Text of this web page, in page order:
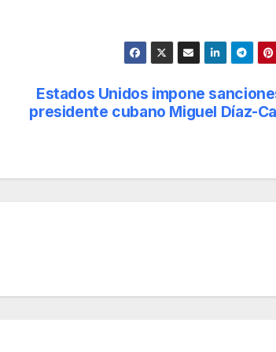
Estados Unidos impone
presidente cubano Miguel Díaz-